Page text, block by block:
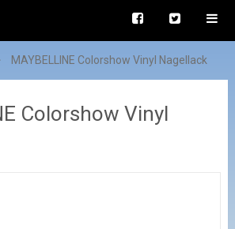
MAYBELLINE Colorshow Vinyl Nagellack
Colorshow Vinyl